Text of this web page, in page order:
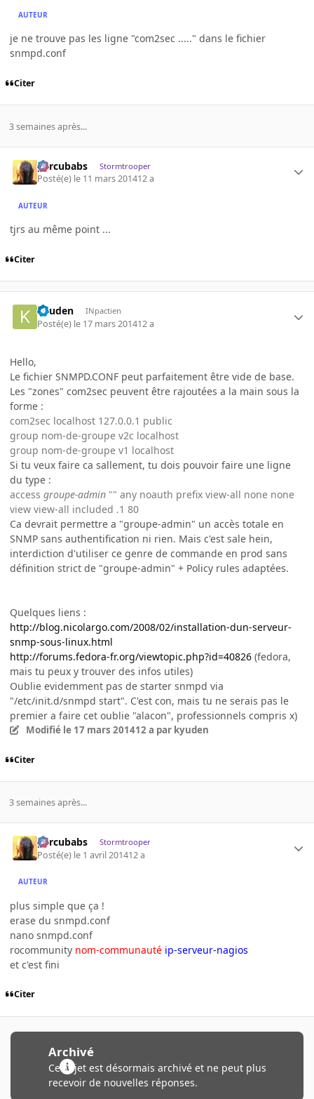
AUTEUR
je ne trouve pas les ligne "com2sec ....." dans le fichier
snmpd.conf
Citer
3 semaines après...
percubabs Stormtrooper
Posté(e) le 11 mars 201412 a
AUTEUR
tjrs au même point ...
Citer
kyuden INpactien
Posté(e) le 17 mars 201412 a
Hello,
Le fichier SNMPD.CONF peut parfaitement être vide de base.
Les "zones" com2sec peuvent être rajoutées a la main sous la
forme :
com2sec localhost 127.0.0.1 public
group nom-de-groupe v2c localhost
group nom-de-groupe v1 localhost
Si tu veux faire ca sallement, tu dois pouvoir faire une ligne
du type :
access groupe-admin "" any noauth prefix view-all none none
view view-all included .1 80
Ca devrait permettre a "groupe-admin" un accès totale en
SNMP sans authentification ni rien. Mais c'est sale hein,
interdiction d'utiliser ce genre de commande en prod sans
définition strict de "groupe-admin" + Policy rules adaptées.
Quelques liens :
http://blog.nicolargo.com/2008/02/installation-dun-serveur-
snmp-sous-linux.html
http://forums.fedora-fr.org/viewtopic.php?id=40826 (fedora,
mais tu peux y trouver des infos utiles)
Oublie evidemment pas de starter snmpd via
"/etc/init.d/snmpd start". C'est con, mais tu ne serais pas le
premier a faire cet oublie "alacon", professionnels compris x)
Modifié le 17 mars 201412 a par kyuden
Citer
3 semaines après...
percubabs Stormtrooper
Posté(e) le 1 avril 201412 a
AUTEUR
plus simple que ça !
erase du snmpd.conf
nano snmpd.conf
rocommunity nom-communauté ip-serveur-nagios
et c'est fini
Citer
Archivé
Ce sujet est désormais archivé et ne peut plus
recevoir de nouvelles réponses.